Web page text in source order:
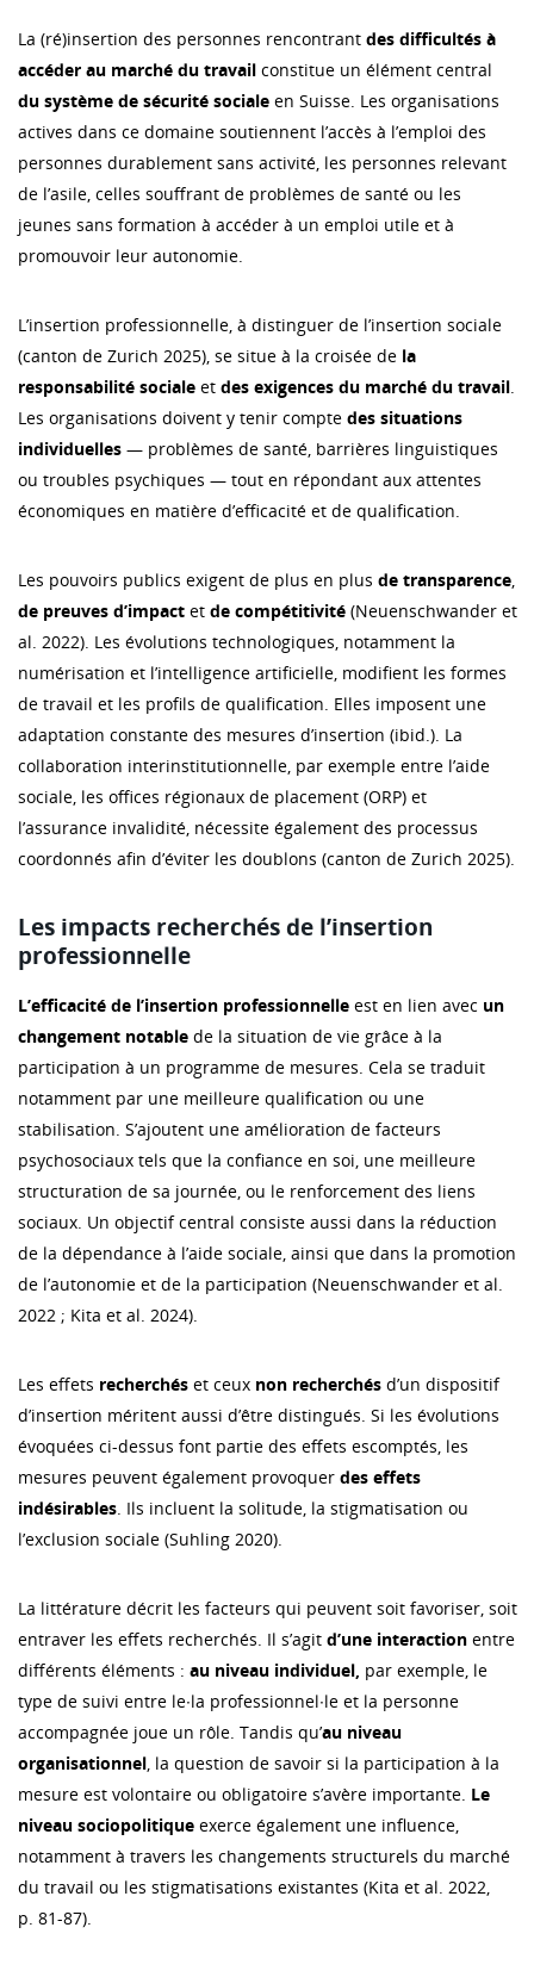
La (ré)insertion des personnes rencontrant des difficultés à
accéder au marché du travail constitue un élément central
du système de sécurité sociale en Suisse. Les organisations
actives dans ce domaine soutiennent l’accès à l’emploi des
personnes durablement sans activité, les personnes relevant
de l’asile, celles souffrant de problèmes de santé ou les
jeunes sans formation à accéder à un emploi utile et à
promouvoir leur autonomie.
L’insertion professionnelle, à distinguer de l’insertion sociale
(canton de Zurich 2025), se situe à la croisée de la
responsabilité sociale et des exigences du marché du travail.
Les organisations doivent y tenir compte des situations
individuelles — problèmes de santé, barrières linguistiques
ou troubles psychiques — tout en répondant aux attentes
économiques en matière d’efficacité et de qualification.
Les pouvoirs publics exigent de plus en plus de transparence,
de preuves d’impact et de compétitivité (Neuenschwander et
al. 2022). Les évolutions technologiques, notamment la
numérisation et l’intelligence artificielle, modifient les formes
de travail et les profils de qualification. Elles imposent une
adaptation constante des mesures d’insertion (ibid.). La
collaboration interinstitutionnelle, par exemple entre l’aide
sociale, les offices régionaux de placement (ORP) et
l’assurance invalidité, nécessite également des processus
coordonnés afin d’éviter les doublons (canton de Zurich 2025).
Les impacts recherchés de l’insertion
professionnelle
L’efficacité de l’insertion professionnelle est en lien avec un
changement notable de la situation de vie grâce à la
participation à un programme de mesures. Cela se traduit
notamment par une meilleure qualification ou une
stabilisation. S’ajoutent une amélioration de facteurs
psychosociaux tels que la confiance en soi, une meilleure
structuration de sa journée, ou le renforcement des liens
sociaux. Un objectif central consiste aussi dans la réduction
de la dépendance à l’aide sociale, ainsi que dans la promotion
de l’autonomie et de la participation (Neuenschwander et al.
2022 ; Kita et al. 2024).
Les effets recherchés et ceux non recherchés d’un dispositif
d’insertion méritent aussi d’être distingués. Si les évolutions
évoquées ci-dessus font partie des effets escomptés, les
mesures peuvent également provoquer des effets
indésirables. Ils incluent la solitude, la stigmatisation ou
l’exclusion sociale (Suhling 2020).
La littérature décrit les facteurs qui peuvent soit favoriser, soit
entraver les effets recherchés. Il s’agit d’une interaction entre
différents éléments : au niveau individuel, par exemple, le
type de suivi entre le∙la professionnel∙le et la personne
accompagnée joue un rôle. Tandis qu’au niveau
organisationnel, la question de savoir si la participation à la
mesure est volontaire ou obligatoire s’avère importante. Le
niveau sociopolitique exerce également une influence,
notamment à travers les changements structurels du marché
du travail ou les stigmatisations existantes (Kita et al. 2022,
p. 81-87).